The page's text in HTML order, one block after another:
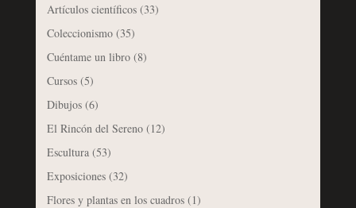
Artículos científicos(33)
Coleccionismo(35)
Cuéntame un libro(8)
Cursos(5)
Dibujos(6)
El Rincón del Sereno(12)
Escultura(53)
Exposiciones(32)
Flores y plantas en los cuadros(1)